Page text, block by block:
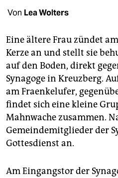
abo
epaper login
Von Lea Wolters
Eine ältere Frau zündet
Kerze an und stellt sie
auf den Boden, direkt
Synagoge in Kreuzberg.
am Fraenkelufer,
findet sich eine kleine
Mahnwache zusammen.
Gemeindemitglieder der
Gottesdienst an.
Am Eingangstor der